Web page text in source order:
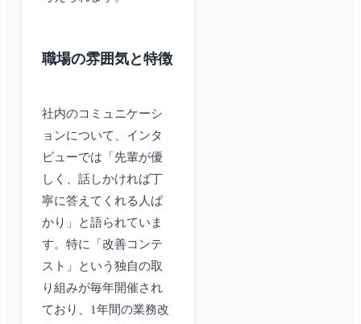
職場の雰囲気と特徴
社内のコミュニケーシ
ョンについて、インタ
ビューでは「先輩が優
しく、話しかければ丁
寧に答えてくれる人ば
かり」と語られていま
す。特に「改善コンテ
スト」という独自の取
り組みが毎年開催され
ており、1年間の業務改